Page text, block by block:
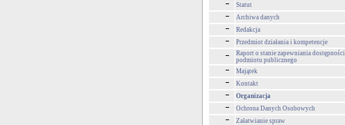
Statut
Archiwa danych
Redakcja
Przedmiot działania i kompetencje
Raport o stanie zapewniania dostępności
podmiotu publicznego
Majątek
Kontakt
Organizacja
Ochrona Danych Osobowych
Załatwianie spraw